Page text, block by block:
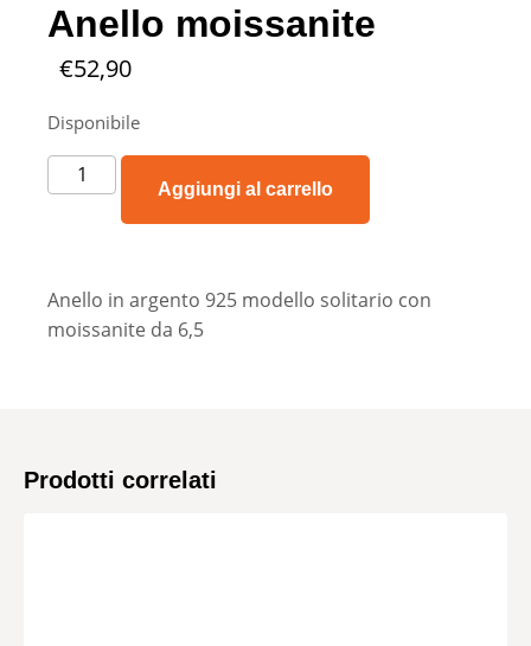
Anello moissanite
€52,90
Disponibile
Aggiungi al carrello
Anello in argento 925 modello solitario con
moissanite da 6,5
Prodotti correlati